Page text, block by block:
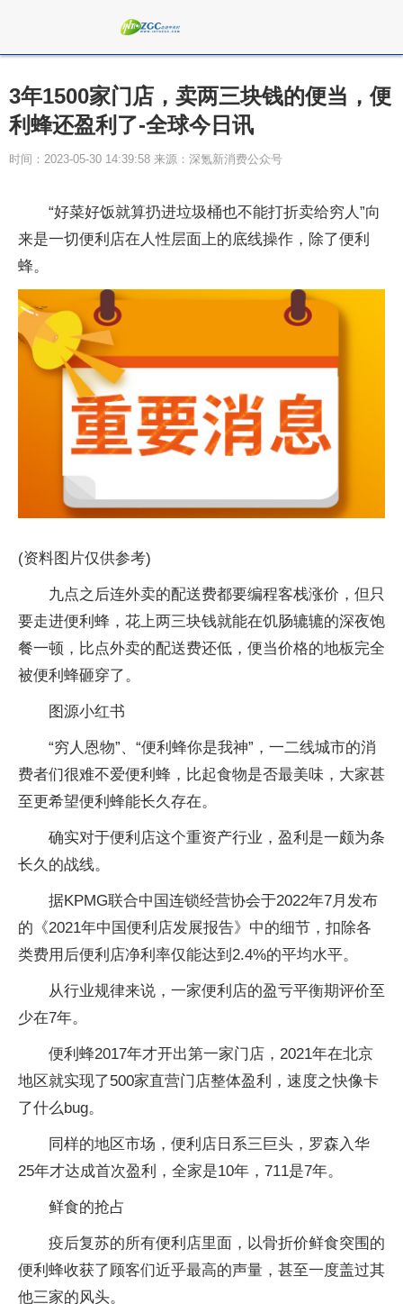
3年1500家门店，卖两三块钱的便当，便
利蜂还盈利了-全球今日讯
时间：2023-05-30 14:39:58 来源：深氪新消费公众号
“好菜好饭就算扔进垃圾桶也不能打折卖给穷人”向
来是一切便利店在人性层面上的底线操作，除了便利
蜂。
(资料图片仅供参考)
九点之后连外卖的配送费都要编程客栈涨价，但只
要走进便利蜂，花上两三块钱就能在饥肠辘辘的深夜饱
餐一顿，比点外卖的配送费还低，便当价格的地板完全
被便利蜂砸穿了。
图源小红书
“穷人恩物”、“便利蜂你是我神”，一二线城市的消
费者们很难不爱便利蜂，比起食物是否最美味，大家甚
至更希望便利蜂能长久存在。
确实对于便利店这个重资产行业，盈利是一颇为条
长久的战线。
据KPMG联合中国连锁经营协会于2022年7月发布
的《2021年中国便利店发展报告》中的细节，扣除各
类费用后便利店净利率仅能达到2.4%的平均水平。
从行业规律来说，一家便利店的盈亏平衡期评价至
少在7年。
便利蜂2017年才开出第一家门店，2021年在北京
地区就实现了500家直营门店整体盈利，速度之快像卡
了什么bug。
同样的地区市场，便利店日系三巨头，罗森入华
25年才达成首次盈利，全家是10年，711是7年。
鲜食的抢占
疫后复苏的所有便利店里面，以骨折价鲜食突围的
便利蜂收获了顾客们近乎最高的声量，甚至一度盖过其
他三家的风头。